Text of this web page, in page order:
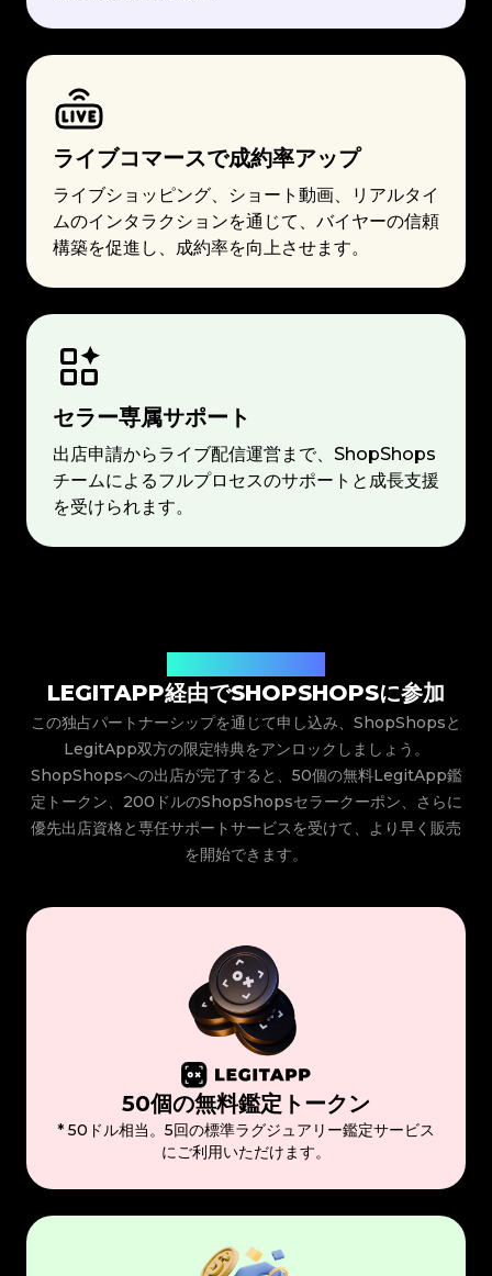
ライブコマースで成約率アップ
ライブショッピング、ショート動画、リアルタイ
ムのインタラクションを通じて、バイヤーの信頼
構築を促進し、成約率を向上させます。
セラー専属サポート
出店申請からライブ配信運営まで、ShopShops
チームによるフルプロセスのサポートと成長支援
を受けられます。
LEGITAPP経由でSHOPSHOPSに参加
この独占パートナーシップを通じて申し込み、ShopShopsと
LegitApp双方の限定特典をアンロックしましょう。
ShopShopsへの出店が完了すると、50個の無料LegitApp鑑
定トークン、200ドルのShopShopsセラークーポン、さらに
優先出店資格と専任サポートサービスを受けて、より早く販売
を開始できます。
50個の無料鑑定トークン
* 50ドル相当。5回の標準ラグジュアリー鑑定サービス
にご利用いただけます。